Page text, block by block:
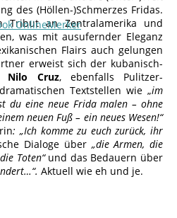
des (Höllen-)Schmerzes Fridas.
Tribut an Zentralamerika und
was mit ausufernder Eleganz
Flairs auch gelungen
erweist sich der kubanisch-
Nilo Cruz, ebenfalls Pulitzer-
Textstellen wie „im
du eine neue Frida malen – ohne
neuen Fuß – ein neues Wesen!“
: „Ich komme zu euch zurück, ihr
Dialoge über „die Armen, die
Toten“und das Bedauern über
Aktuell wie eh und je.